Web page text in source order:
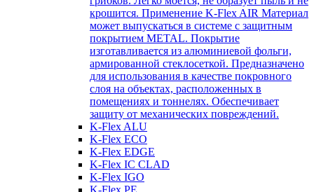
крошится. Применение K-Flex AIR Материал
может выпускаться в системе c защитным
покрытием METAL. Покрытие
изготавливается из алюминиевой фольги,
армированной стеклосеткой. Предназначено
для использования в качестве покровного
слоя на объектах, расположенных в
помещениях и тоннелях. Обеспечивает
защиту от механических повреждений.
K-Flex ALU
K-Flex ECO
K-Flex EDGE
K-Flex IC CLAD
K-Flex IGO
K-Flex PE